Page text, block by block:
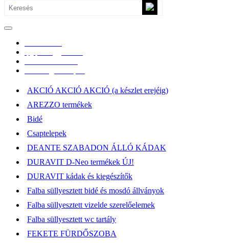
AKCIÓ AKCIÓ AKCIÓ (a készlet erejéig)
AREZZO termékek
Bidé
Csaptelepek
DEANTE SZABADON ÁLLÓ KÁDAK
DURAVIT D-Neo termékek ÚJ!
DURAVIT kádak és kiegészítők
Falba süllyesztett bidé és mosdó állványok
Falba süllyesztett vizelde szerelőelemek
Falba süllyesztett wc tartály
FEKETE FÜRDŐSZOBA